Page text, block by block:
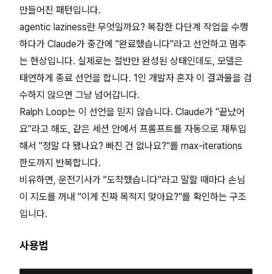
만들어진 패턴입니다.
agentic laziness란 무엇일까요? 복잡한 다단계 작업을 수행
하다가 Claude가 중간에 "완료했습니다"라고 선언하고 멈추
는 현상입니다. 실제로는 절반만 완성된 상태인데도, 모델은
태연하게 종료 선언을 합니다. 1인 개발자 혼자 이 결과물을 검
수하지 않으면 그냥 넘어갑니다.
Ralph Loop는 이 선언을 믿지 않습니다. Claude가 "끝났어
요"라고 해도, 같은 세션 안에서 프롬프트를 자동으로 재투입
해서 "정말 다 됐나요? 빠진 건 없나요?"를 max-iterations
한도까지 반복합니다.
비유하면, 운전기사가 "도착했습니다"라고 말할 때마다 손님
이 지도를 꺼내 "이게 진짜 목적지 맞아요?"를 확인하는 구조
입니다.
사용법